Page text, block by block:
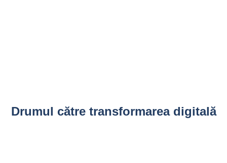
Drumul către transformarea digitală